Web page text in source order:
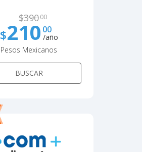
$39000
$210 00
/año
Pesos Mexicanos
BUSCAR